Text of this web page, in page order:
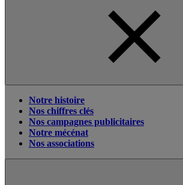
Notre histoire
Nos chiffres clés
Nos campagnes publicitaires
Notre mécénat
Nos associations